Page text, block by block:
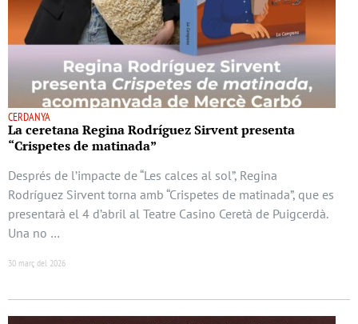
CERDANYA
La ceretana Regina Rodríguez Sirvent presenta
“Crispetes de matinada”
Després de l’impacte de “Les calces al sol”, Regina
Rodríguez Sirvent torna amb “Crispetes de matinada”, que es
presentarà el 4 d’abril al Teatre Casino Ceretà de Puigcerdà.
Una no …
30 març del 2026